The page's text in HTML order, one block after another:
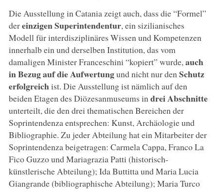
Die Ausstellung in Catania zeigt auch, dass die “Formel”
dereinzigen Superintendentur, ein sizilianisches
Modell für interdisziplinäres Wissen und Kompetenzen
innerhalb ein und derselben Institution, das vom
damaligen Minister Franceschini “kopiert” wurde, auch
in Bezug auf die Aufwertungund nicht nur den Schutz
erfolgreichist. Die Ausstellung ist nämlich auf den
beiden Etagen des Diözesanmuseums indrei Abschnitte
unterteilt, die den drei thematischen Bereichen der
Soprintendenza entsprechen: Kunst, Archäologie und
Bibliographie. Zu jeder Abteilung hat ein Mitarbeiter der
Soprintendenza beigetragen: Carmela Cappa, Franco La
Fico Guzzo und Mariagrazia Patti (historisch-
künstlerische Abteilung); Ida Buttitta und Maria Lucia
Giangrande (bibliographische Abteilung); Maria Turco